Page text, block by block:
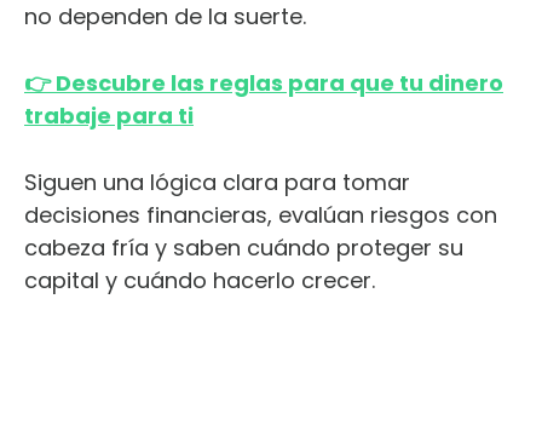
no dependen de la suerte.
👉 Descubre las reglas para que tu dinero
trabaje para ti
Siguen una lógica clara para tomar
decisiones financieras, evalúan riesgos con
cabeza fría y saben cuándo proteger su
capital y cuándo hacerlo crecer.